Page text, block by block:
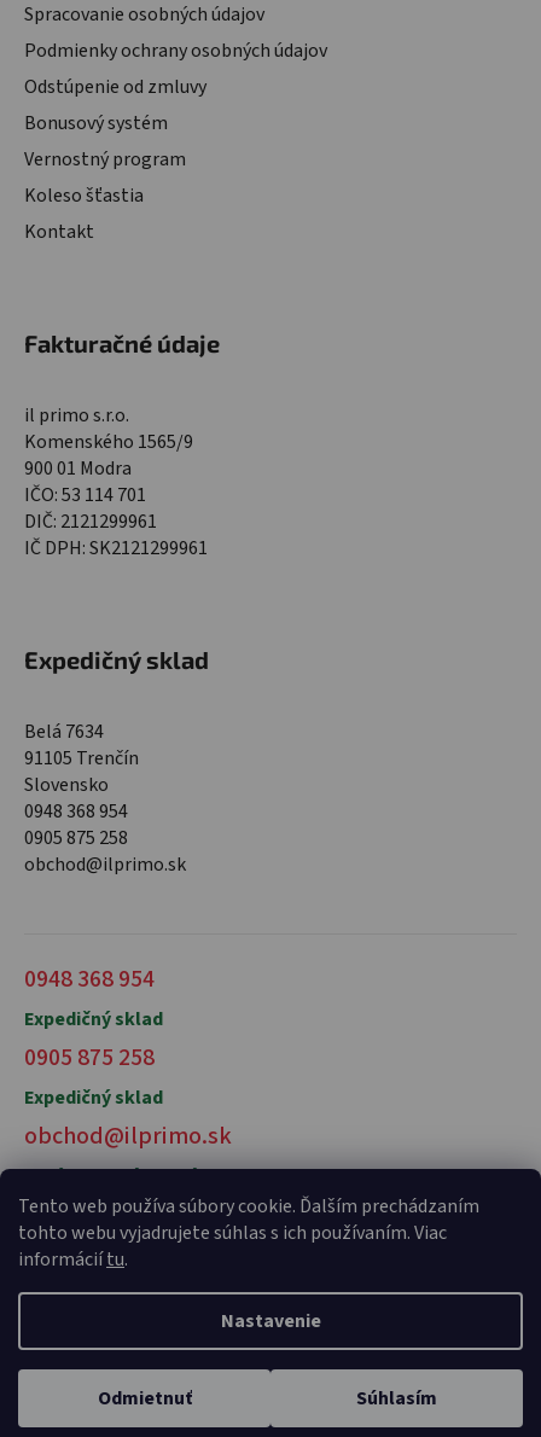
Tento web používa súbory cookie. Ďalším prechádzaním
tohto webu vyjadrujete súhlas s ich používaním. Viac
informáciítu.
Nastavenie
Odmietnuť Súhlasím
Spracovanie osobných údajov
Podmienky ochrany osobných údajov
Odstúpenie od zmluvy
Bonusový systém
Vernostný program
Koleso šťastia
Kontakt
Fakturačné údaje
il primo s.r.o.
Komenského 1565/9
900 01 Modra
IČO: 53 114 701
DIČ: 2121299961
IČ DPH: SK2121299961
Expedičný sklad
Belá 7634
91105 Trenčín
Slovensko
0948 368 954
0905 875 258
obchod@ilprimo.sk
0948 368 954
Expedičný sklad
0905 875 258
Expedičný sklad
obchod@ilprimo.sk
V prípade otázok nás kontaktujte
Vytvoril Shoptet Premium a
Adatelier
Copyright 2026il primo talianske potraviny. Všetky práva
vyhradené.